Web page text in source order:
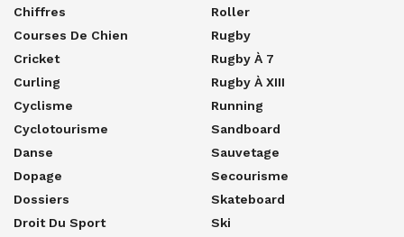
Chiffres
Courses De Chien
Cricket
Curling
Cyclisme
Cyclotourisme
Danse
Dopage
Dossiers
Droit Du Sport
Roller
Rugby
Rugby À 7
Rugby À XIII
Running
Sandboard
Sauvetage
Secourisme
Skateboard
Ski